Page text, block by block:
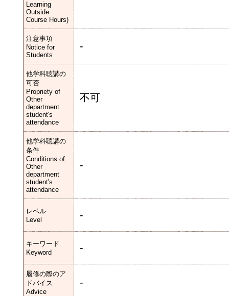
Learning
Outside
Course Hours)
注意事項
Notice for
Students
-
他学科聴講の
可否
Propriety of
Other
department
student's
attendance
不可
他学科聴講の
条件
Conditions of
Other
department
student's
attendance
-
レベル
Level
-
キーワード
Keyword
-
履修の際のア
ドバイス
Advice
-